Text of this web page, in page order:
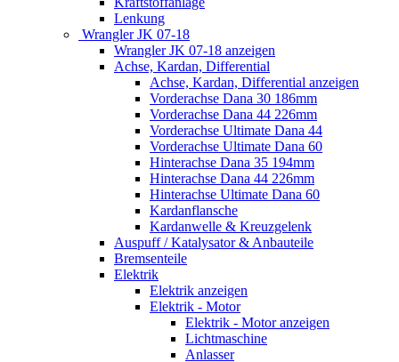
Lenkung
Wrangler JK 07-18
Wrangler JK 07-18 anzeigen
Achse, Kardan, Differential
Achse, Kardan, Differential anzeigen
Vorderachse Dana 30 186mm
Vorderachse Dana 44 226mm
Vorderachse Ultimate Dana 44
Vorderachse Ultimate Dana 60
Hinterachse Dana 35 194mm
Hinterachse Dana 44 226mm
Hinterachse Ultimate Dana 60
Kardanflansche
Kardanwelle & Kreuzgelenk
Auspuff / Katalysator & Anbauteile
Bremsenteile
Elektrik
Elektrik anzeigen
Elektrik - Motor
Elektrik - Motor anzeigen
Lichtmaschine
Anlasser